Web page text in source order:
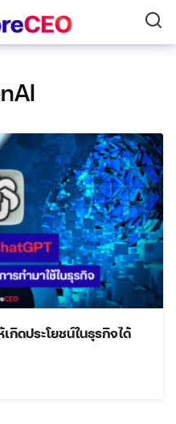
กิดประโยชน์ในธุรกิจได้